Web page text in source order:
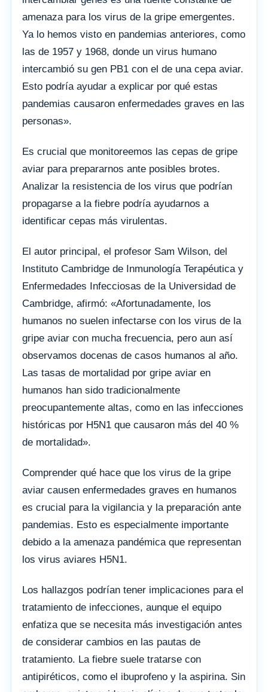
amenaza para los virus de la gripe emergentes.
Ya lo hemos visto en pandemias anteriores, como
las de 1957 y 1968, donde un virus humano
intercambió su gen PB1 con el de una cepa aviar.
Esto podría ayudar a explicar por qué estas
pandemias causaron enfermedades graves en las
personas».
Es crucial que monitoreemos las cepas de gripe
aviar para prepararnos ante posibles brotes.
Analizar la resistencia de los virus que podrían
propagarse a la fiebre podría ayudarnos a
identificar cepas más virulentas.
El autor principal, el profesor Sam Wilson, del
Instituto Cambridge de Inmunología Terapéutica y
Enfermedades Infecciosas de la Universidad de
Cambridge, afirmó: «Afortunadamente, los
humanos no suelen infectarse con los virus de la
gripe aviar con mucha frecuencia, pero aun así
observamos docenas de casos humanos al año.
Las tasas de mortalidad por gripe aviar en
humanos han sido tradicionalmente
preocupantemente altas, como en las infecciones
históricas por H5N1 que causaron más del 40 %
de mortalidad».
Comprender qué hace que los virus de la gripe
aviar causen enfermedades graves en humanos
es crucial para la vigilancia y la preparación ante
pandemias. Esto es especialmente importante
debido a la amenaza pandémica que representan
los virus aviares H5N1.
Los hallazgos podrían tener implicaciones para el
tratamiento de infecciones, aunque el equipo
enfatiza que se necesita más investigación antes
de considerar cambios en las pautas de
tratamiento. La fiebre suele tratarse con
antipiréticos, como el ibuprofeno y la aspirina. Sin